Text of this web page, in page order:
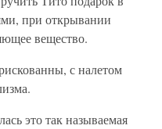
при открывании
вещество.
с налетом
это так называемая